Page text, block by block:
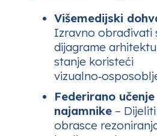
Višemedijski
Izravno obrađivati
dijagrame
stanje koristeći
Federirano
najamnike –
obrasce